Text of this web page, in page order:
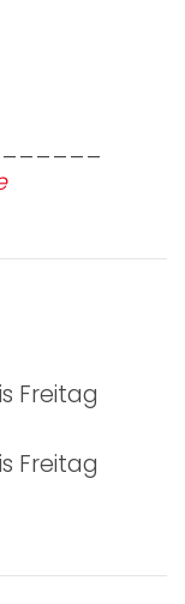
Freitag
Freitag